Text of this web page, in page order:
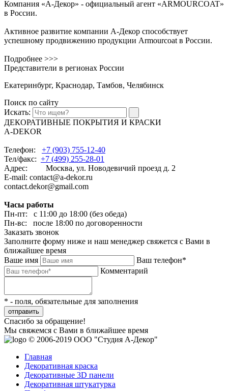
Компания «А-Декор» - официальный агент «ARMOURCOAT»
в России.
Активное развитие компании А-Декор способствует
успешному продвижению продукции Armourcoat в России.
Подробнее >>>
Представители в регионах России
Екатеринбург, Краснодар, Тамбов, Челябинск
Поиск по сайту
Искать:
ДЕКОРАТИВНЫЕ ПОКРЫТИЯ И КРАСКИ
A-DEKOR
Телефон: +7 (903) 755-12-40
Тел/факс: +7 (499) 255-28-01
Адрес: Москва, ул. Новодевичий проезд д. 2
E-mail: contact@a-dekor.ru
contact.dekor@gmail.com
Часы работы
Пн-пт: с 11:00 до 18:00 (без обеда)
Пн-вс: после 18:00 по договоренности
Заказать звонок
Заполните форму ниже и наш менеджер свяжется с Вами в
ближайшее время
Ваше имя
Ваш телефон*
Комментарий
* - поля, обязательные для заполнения
отправить
Спасибо за обращение!
Мы свяжемся с Вами в ближайшее время
© 2006-2019 ООО "Студия А-Декор"
Главная
Декоративная краска
Декоративные 3D панели
Декоративная штукатурка